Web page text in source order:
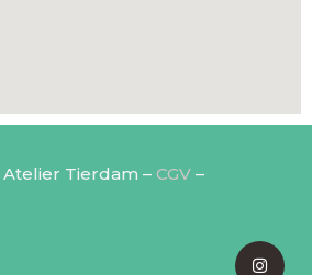
Tierdam – CGV –